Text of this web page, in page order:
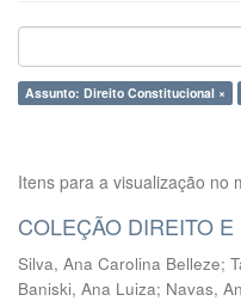
Assunto: Direito Constitucional ×
Itens para a visualização no
COLEÇÃO DIREITO E
Silva, Ana Carolina Belleze;
Baniski, Ana Luiza; Navas,